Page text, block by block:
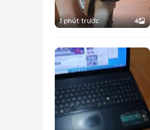
1 phút trước 4